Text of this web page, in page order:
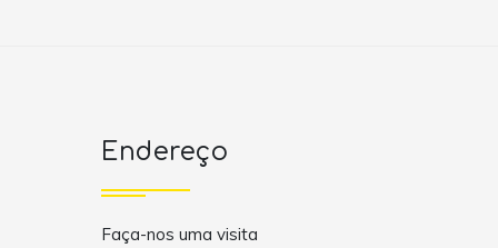
Endereço
Faça-nos uma visita